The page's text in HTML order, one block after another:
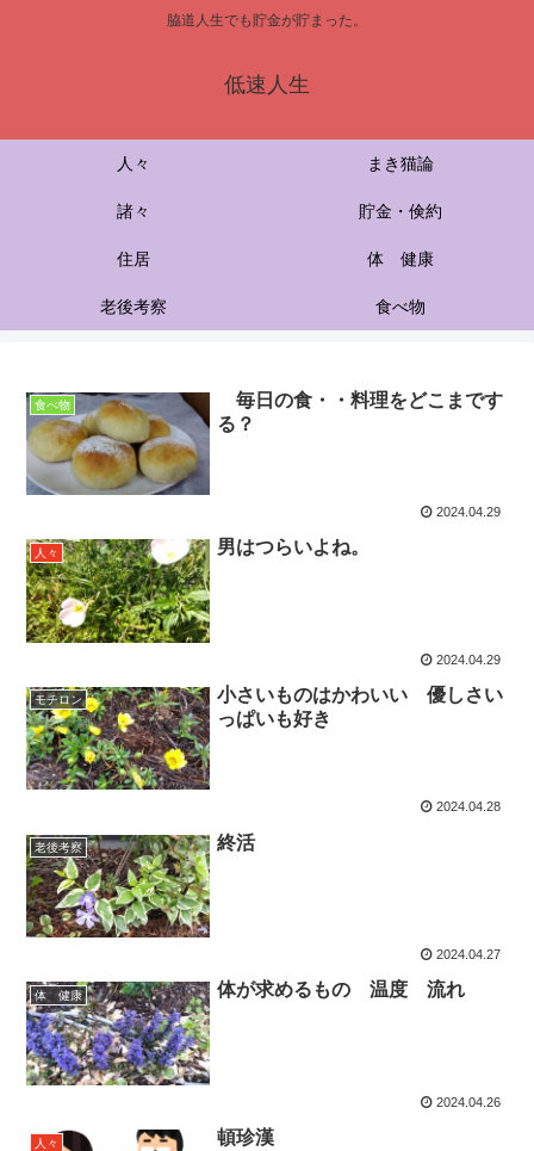
脇道人生でも貯金が貯まった。
低速人生
人々 まき猫論
諸々 貯金・倹約
住居 体 健康
老後考察 食べ物
食べ物
毎日の食・・料理をどこまです
る？
2024.04.29
人々 男はつらいよね。
2024.04.29
モチロン
小さいものはかわいい 優しさい
っぱいも好き
2024.04.28
老後考察 終活
2024.04.27
体 健康 体が求めるもの 温度 流れ
2024.04.26
人々 頓珍漢